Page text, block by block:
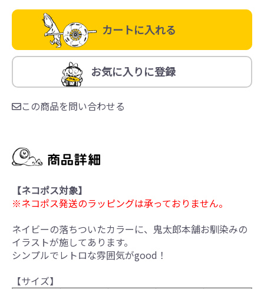
カートに入れる
お気に入りに登録
この商品を問い合わせる
【ネコポス対象】
※ネコポス発送のラッピングは承っておりません。
ネイビーの落ちついたカラーに、鬼太郎本舗お馴染みの
イラストが施してあります。
シンプルでレトロな雰囲気がgood！
【サイズ】